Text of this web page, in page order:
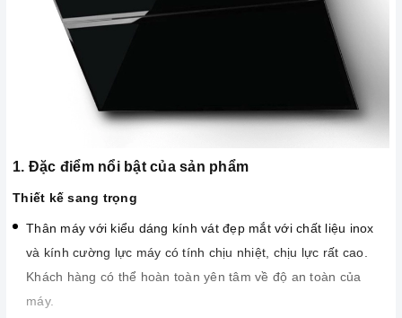
1. Đặc điểm nổi bật của sản phẩm
Thiết kế sang trọng
Thân máy với kiểu dáng kính vát đẹp mắt với chất liệu inox
và kính cường lực máy có tính chịu nhiệt, chịu lực rất cao.
Khách hàng có thể hoàn toàn yên tâm về độ an toàn của
máy.